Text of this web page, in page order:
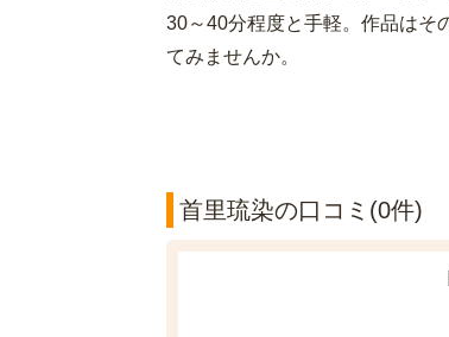
30～40分程度と手軽。作品はそ
てみませんか。
首里琉染の口コミ(0件)